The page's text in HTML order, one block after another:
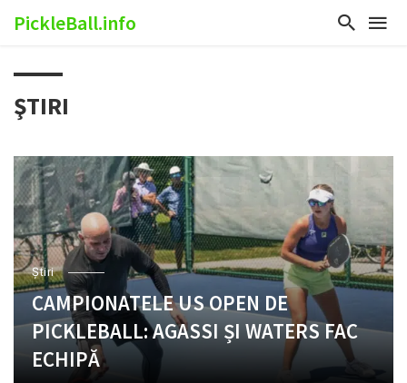
PickleBall.info
ŞTIRI
Ştiri
CAMPIONATELE US OPEN DE
PICKLEBALL: AGASSI ȘI WATERS FAC
ECHIPĂ